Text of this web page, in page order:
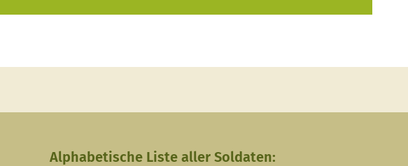
Alphabetische Liste aller Soldaten: